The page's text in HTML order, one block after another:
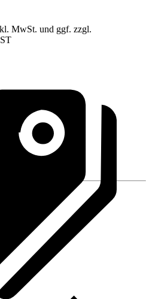
MwSt. und ggf. zzgl.
ST